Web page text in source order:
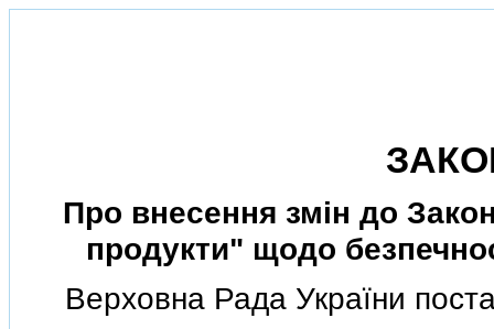
Про внесення змiн до
продукти" щодо
Верховна Рада України